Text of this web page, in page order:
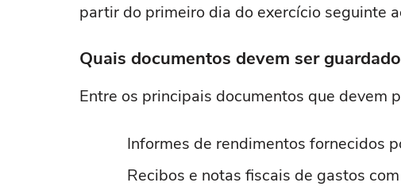
partir do primeiro dia do exercício seguinte
Quais documentos devem ser
Entre os principais documentos que devem
Informes de rendimentos fornecidos
Recibos e notas fiscais de gastos